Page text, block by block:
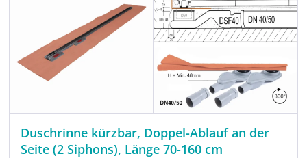
Duschrinne kürzbar, Doppel-Ablauf an der
Seite (2 Siphons), Länge 70-160 cm